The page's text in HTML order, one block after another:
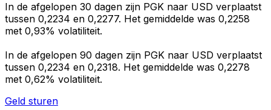
In de afgelopen 30 dagen zijn PGK naar USD verplaatst
tussen 0,2234 en 0,2277. Het gemiddelde was 0,2258
met 0,93% volatiliteit.
In de afgelopen 90 dagen zijn PGK naar USD verplaatst
tussen 0,2234 en 0,2318. Het gemiddelde was 0,2278
met 0,62% volatiliteit.
Geld sturen